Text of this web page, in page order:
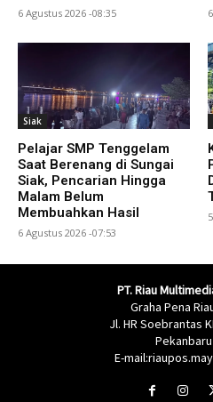
6 Agustus 2026 -08:35
Siak
Pelajar SMP Tenggelam
Saat Berenang di Sungai
Siak, Pencarian Hingga
Malam Belum
Membuahkan Hasil
6 Agustus 2026 -07:53
PT. Riau
Graha Pena
Jl. HR Soebrantas
Pekanbaru
E-